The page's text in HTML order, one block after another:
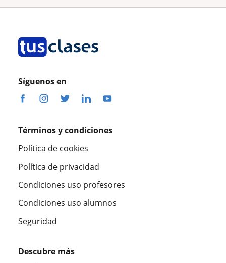
Síguenos en
Términos y condiciones
Política de cookies
Política de privacidad
Condiciones uso profesores
Condiciones uso alumnos
Seguridad
Descubre más